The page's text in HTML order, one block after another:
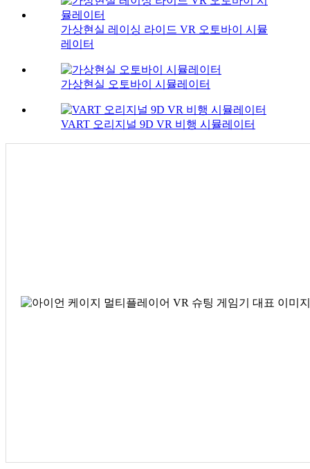
가상현실 레이싱 라이드 VR 오토바이 시뮬
레이터
가상현실 오토바이 시뮬레이터
VART 오리지널 9D VR 비행 시뮬레이터